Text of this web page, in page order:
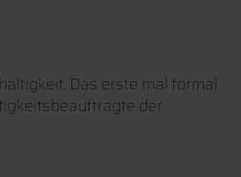
Das erste mal formal
der